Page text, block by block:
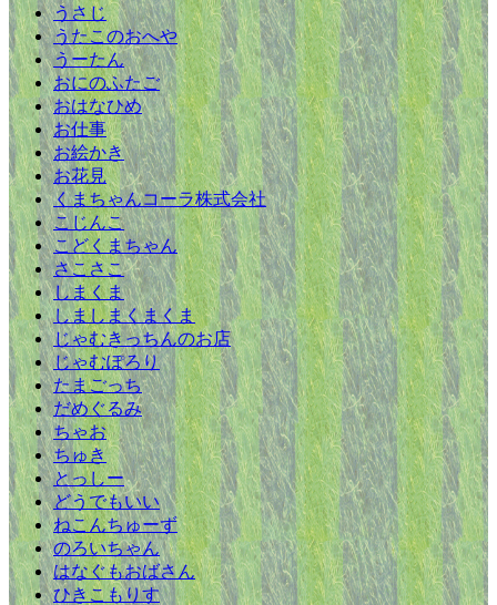
うさじ
うたこのおへや
うーたん
おにのふたご
おはなひめ
お仕事
お絵かき
お花見
くまちゃんコーラ株式会社
こじんこ
こどくまちゃん
さこさこ
しまくま
しましまくまくま
じゃむきっちんのお店
じゃむぽろり
たまごっち
だめぐるみ
ちゃお
ちゅき
とっしー
どうでもいい
ねこんちゅーず
のろいちゃん
はなぐもおばさん
ひきこもりす